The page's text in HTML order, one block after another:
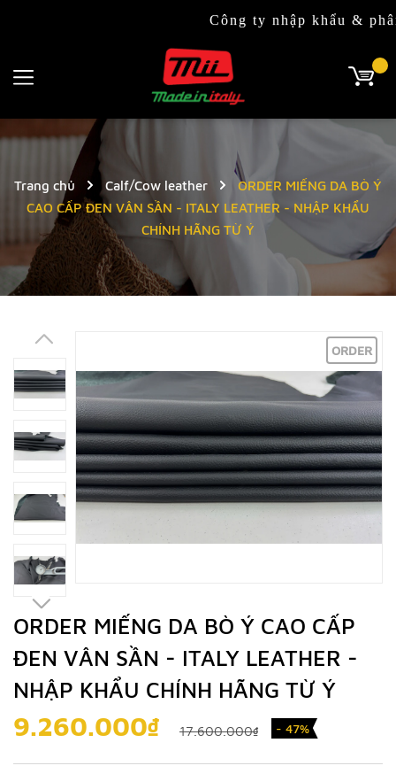
Công ty nhập khẩu & phân phối
Trang chủ Calf/Cow leather
ORDER MIẾNG DA BÒ Ý
CAO CẤP ĐEN VÂN SẦN - ITALY LEATHER - NHẬP KHẨU
CHÍNH HÃNG TỪ Ý
ORDER
ORDER MIẾNG DA BÒ Ý CAO CẤP
ĐEN VÂN SẦN - ITALY LEATHER -
NHẬP KHẨU CHÍNH HÃNG TỪ Ý
9.260.000₫ 17.600.000₫ - 47%